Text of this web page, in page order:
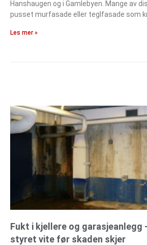
Hanshaugen og i Gamlebyen. Mange av
pusset murfasade eller teglfasade som
Les mer »
Fukt i kjellere og garasjeanlegg
styret vite før skaden skjer